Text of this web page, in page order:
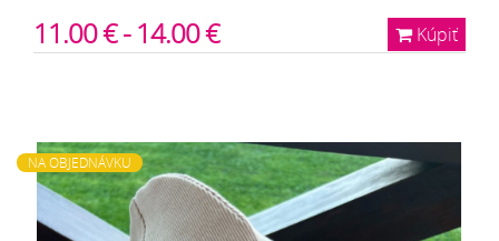
Kúpiť
11.00 € - 14.00 €
NA OBJEDNÁVKU